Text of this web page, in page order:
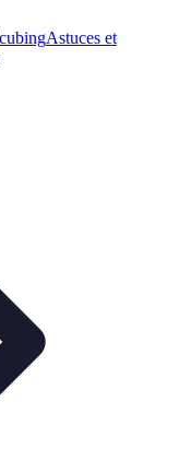
Astuces et